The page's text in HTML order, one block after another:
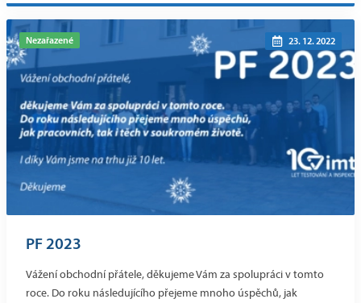
Nezařazené 23. 12. 2022
PF 2023
Vážení obchodní přátele, děkujeme Vám za spolupráci v tomto
roce. Do roku následujícího přejeme mnoho úspěchů, jak